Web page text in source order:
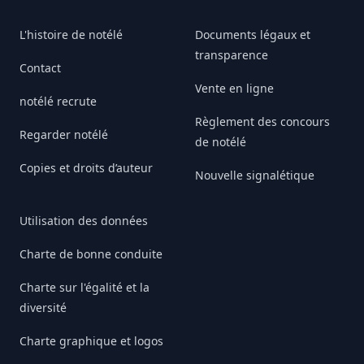
L'histoire de notélé
Contact
notélé recrute
Regarder notélé
Copies et droits d’auteur
Utilisation des données
Charte de bonne conduite
Charte sur l'égalité et la
diversité
Charte graphique et logos
Documents légaux et
transparence
Vente en ligne
Règlement des concours
de notélé
Nouvelle signalétique